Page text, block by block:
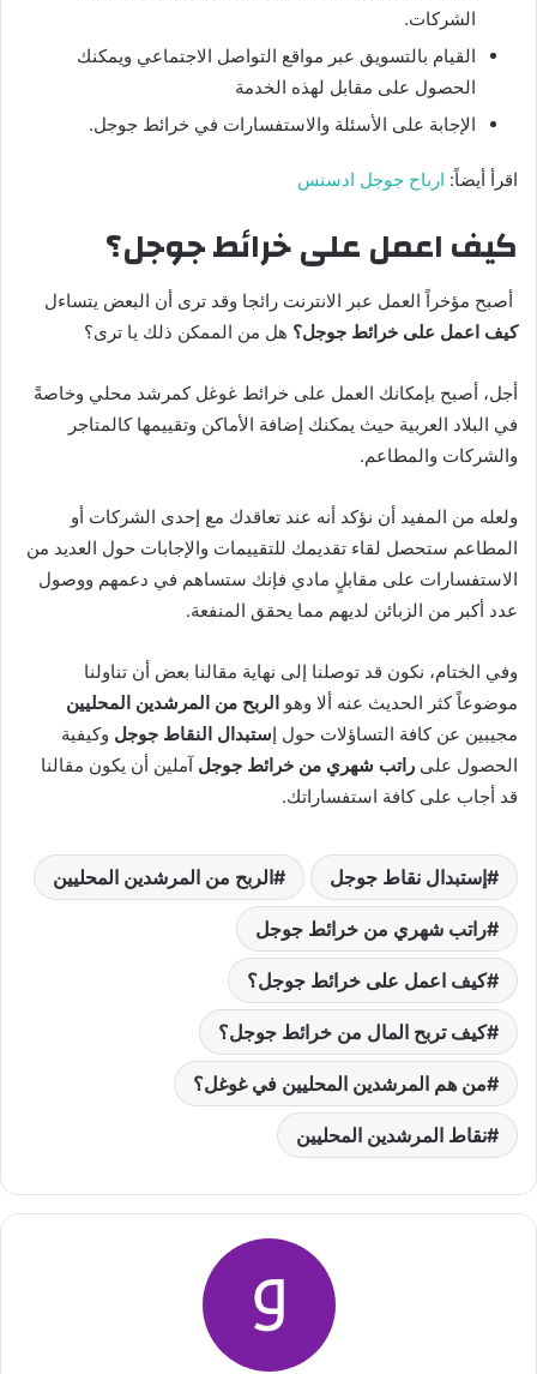
الشركات.
القيام بالتسويق عبر مواقع التواصل الاجتماعي ويمكنك
الحصول على مقابل لهذه الخدمة
الإجابة على الأسئلة والاستفسارات في خرائط جوجل.
اقرأ أيضاً: ارباح جوجل ادسنس
كيف اعمل على خرائط جوجل؟
أصبح مؤخراً العمل عبر الانترنت رائجا وقد ترى أن البعض يتساءل
كيف اعمل على خرائط جوجل؟ هل من الممكن ذلك يا ترى؟
أجل، أصبح بإمكانك العمل على خرائط غوغل كمرشد محلي وخاصةً
في البلاد العربية حيث يمكنك إضافة الأماكن وتقييمها كالمتاجر
والشركات والمطاعم.
ولعله من المفيد أن نؤكد أنه عند تعاقدك مع إحدى الشركات أو
المطاعم ستحصل لقاء تقديمك للتقييمات والإجابات حول العديد من
الاستفسارات على مقابلٍ مادي فإنك ستساهم في دعمهم ووصول
عدد أكبر من الزبائن لديهم مما يحقق المنفعة.
وفي الختام، نكون قد توصلنا إلى نهاية مقالنا بعض أن تناولنا
موضوعاً كثر الحديث عنه ألا وهو الربح من المرشدين المحليين
مجيبين عن كافة التساؤلات حول إستبدال النقاط جوجل وكيفية
الحصول على راتب شهري من خرائط جوجل آملين أن يكون مقالنا
قد أجاب على كافة استفساراتك.
إستبدال نقاط جوجل الربح من المرشدين المحليين
راتب شهري من خرائط جوجل
كيف اعمل على خرائط جوجل؟
كيف تربح المال من خرائط جوجل؟
من هم المرشدين المحليين في غوغل؟
نقاط المرشدين المحليين